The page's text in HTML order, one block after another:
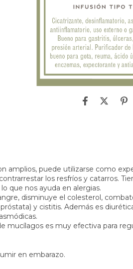
amplios, puede utilizarse como
los resfríos y catarros.
que nos ayuda en alergias.
disminuye el colesterol,
y cistitis. Además es
mucílagos es muy efectiva para
en embarazo.